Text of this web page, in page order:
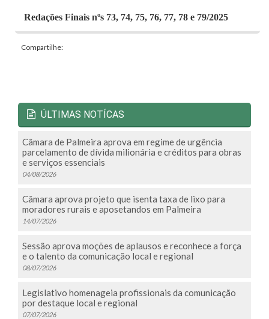
Redações Finais nºs 73, 74, 75, 76, 77, 78 e 79/2025
Compartilhe:
ÚLTIMAS NOTÍCAS
Câmara de Palmeira aprova em regime de urgência
parcelamento de dívida milionária e créditos para obras
e serviços essenciais
04/08/2026
Câmara aprova projeto que isenta taxa de lixo para
moradores rurais e aposetandos em Palmeira
14/07/2026
Sessão aprova moções de aplausos e reconhece a força
e o talento da comunicação local e regional
08/07/2026
Legislativo homenageia profissionais da comunicação
por destaque local e regional
07/07/2026